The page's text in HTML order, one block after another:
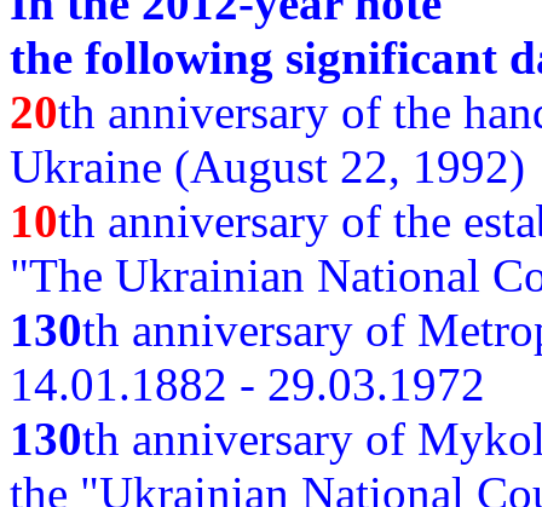
the following significant
20th anniversary of the
Ukraine (August 22, 1992)
10th anniversary of the
"The Ukrainian National
130th anniversary of
14.01.1882 - 29.03.1972
130th anniversary of
the "Ukrainian National